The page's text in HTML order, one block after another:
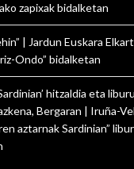
zapixakbidalketan
| Jardun Euskara
Ondo” bidalketan
hitzaldia eta
Bergaran | Iruña-
aztarnak Sardinian”